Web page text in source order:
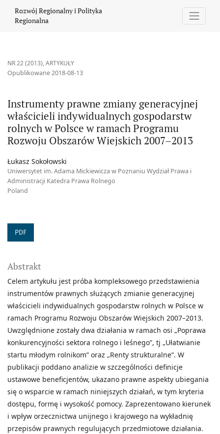
Rozwój Regionalny i Polityka
Regionalna
NR 22 (2013),ARTYKUŁY
Instrumenty prawne zmiany generacyjnej
właścicieli indywidualnych gospodarstw
rolnych w Polsce w ramach Programu
Rozwoju Obszarów Wiejskich 2007–2013
Opublikowane 2018-08-13
Łukasz Sokołowski
Uniwersytet im. Adama Mickiewicza w Poznaniu Wydział Prawa i
Administracji Katedra Prawa Rolnego
Poland
PDF
Abstrakt
Celem artykułu jest próba kompleksowego przedstawienia
instrumentów prawnych służących zmianie generacyjnej
właścicieli indywidualnych gospodarstw rolnych w Polsce w
ramach Programu Rozwoju Obszarów Wiejskich 2007–2013.
Uwzględnione zostały dwa działania w ramach osi „Poprawa
konkurencyjności sektora rolnego i leśnego”, tj „Ułatwianie
startu młodym rolnikom” oraz „Renty strukturalne”. W
publikacji poddano analizie w szczególności definicje
ustawowe beneficjentów, ukazano prawne aspekty ubiegania
się o wsparcie w ramach niniejszych działań, w tym kryteria
dostępu, formę i wysokość pomocy. Zaprezentowano kierunek
i wpływ orzecznictwa unijnego i krajowego na wykładnię
przepisów prawnych regulujących przedmiotowe działania.